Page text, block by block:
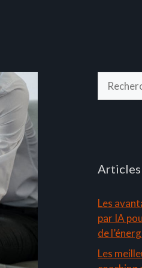
Les
par IA
de
Les